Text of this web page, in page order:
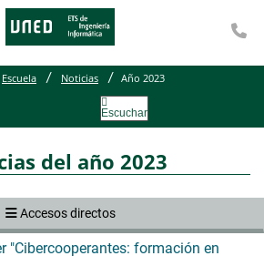
año 2023
Escuela Noticias Año 2023
Escuchar
del año 2023
Accesos directos
"Cibercooperantes: formación en